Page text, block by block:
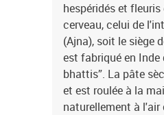
hespéridés et
cerveau, celui de
(Ajna), soit le siège
est fabriqué en
bhattis”. La pâte
et est roulée à la
naturellement à l'air